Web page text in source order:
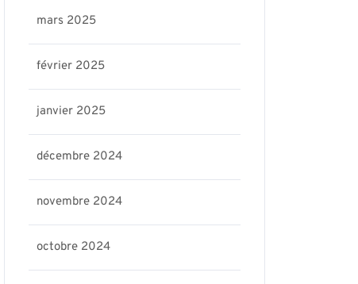
mars 2025
février 2025
janvier 2025
décembre 2024
novembre 2024
octobre 2024